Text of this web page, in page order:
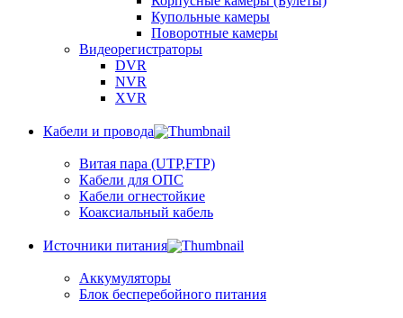
Купольные камеры
Поворотные камеры
Видеорегистраторы
DVR
NVR
XVR
Кабели и провода
Витая пара (UTP,FTP)
Кабели для ОПС
Кабели огнестойкие
Коаксиальный кабель
Источники питания
Аккумуляторы
Блок бесперебойного питания